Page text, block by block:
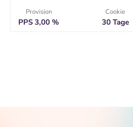
Provision
PPS 3,00 %
Cookie
30 Tage